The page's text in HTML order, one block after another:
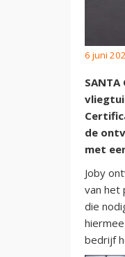
6 juni
de
met
Joby
van het
die
bedrijf